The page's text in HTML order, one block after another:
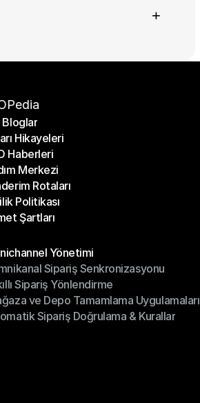
+
Bloglar
Bloglar
Hikayeleri
Hikayeleri
Haberleri
Haberleri
Merkezi
Merkezi
Rotaları
Rotaları
Politikası
Politikası
Şartları
Yönetimi
Yönetimi
Sipariş Senkronizasyonu
Sipariş Senkronizasyonu
Sipariş Yönlendirme
Sipariş Yönlendirme
ve Depo Tamamlama Uygulamaları
ve Depo Tamamlama Uygulamaları
Sipariş Doğrulama & Kurallar